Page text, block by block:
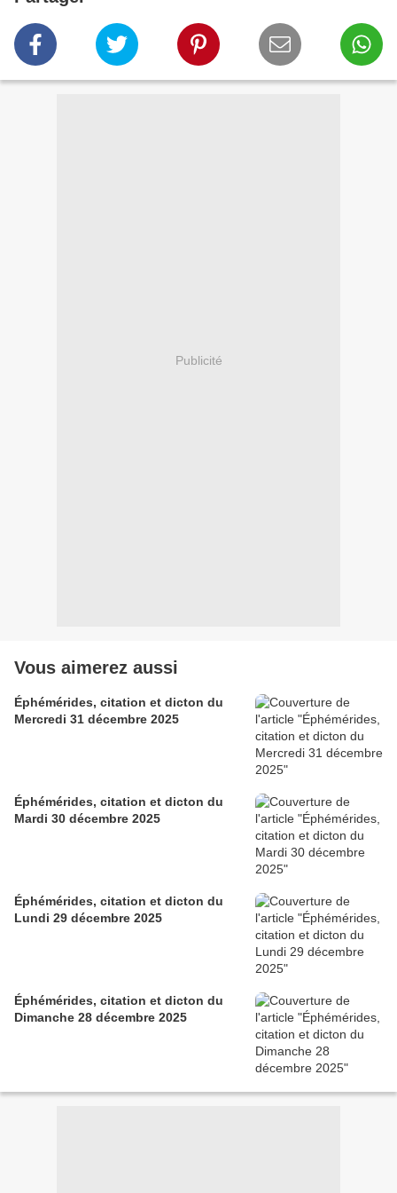
Publicité
Vous aimerez aussi
Éphémérides, citation et dicton du
Mercredi 31 décembre 2025
Éphémérides, citation et dicton du
Mardi 30 décembre 2025
Éphémérides, citation et dicton du
Lundi 29 décembre 2025
Éphémérides, citation et dicton du
Dimanche 28 décembre 2025